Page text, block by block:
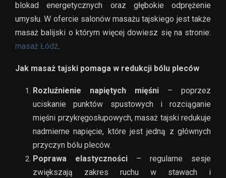
blokad energetycznych oraz głębokie odprężenie
umysłu. W ofercie salonów masażu tajskiego jest także
masaż balijski o którym więcej dowiesz się na stronie:
masaż Łódź.
Jak masaż tajski pomaga w redukcji bólu pleców
Rozluźnienie napiętych mięśni – poprzez
uciskanie punktów spustowych i rozciąganie
mięśni przykręgosłupowych, masaż tajski redukuje
nadmierne napięcie, które jest jedną z głównych
przyczyn bólu pleców.
Poprawa elastyczności – regularne sesje
zwiększają zakres ruchu w stawach i